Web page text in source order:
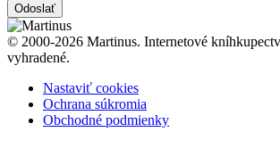
Odoslať
© 2000-2026 Martinus. Internetové
vyhradené.
Nastaviť cookies
Ochrana súkromia
Obchodné podmienky